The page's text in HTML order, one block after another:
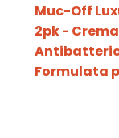
Muc-Off
2pk -
Formulata